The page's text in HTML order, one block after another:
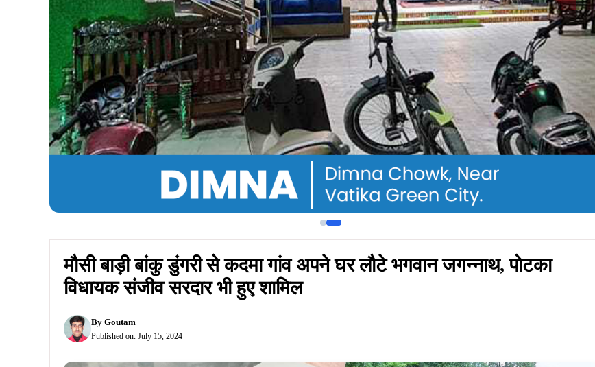
मौसी बाड़ी बांकु डुंगरी से कदमा गांव अपने घर लौटे भगवान जगन्नाथ, पोटका
विधायक संजीव सरदार भी हुए शामिल
By Goutam
Published on: July 15, 2024